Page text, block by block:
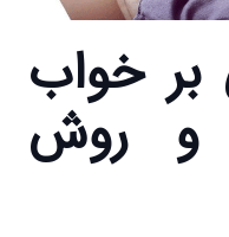
بر خواب
و روش